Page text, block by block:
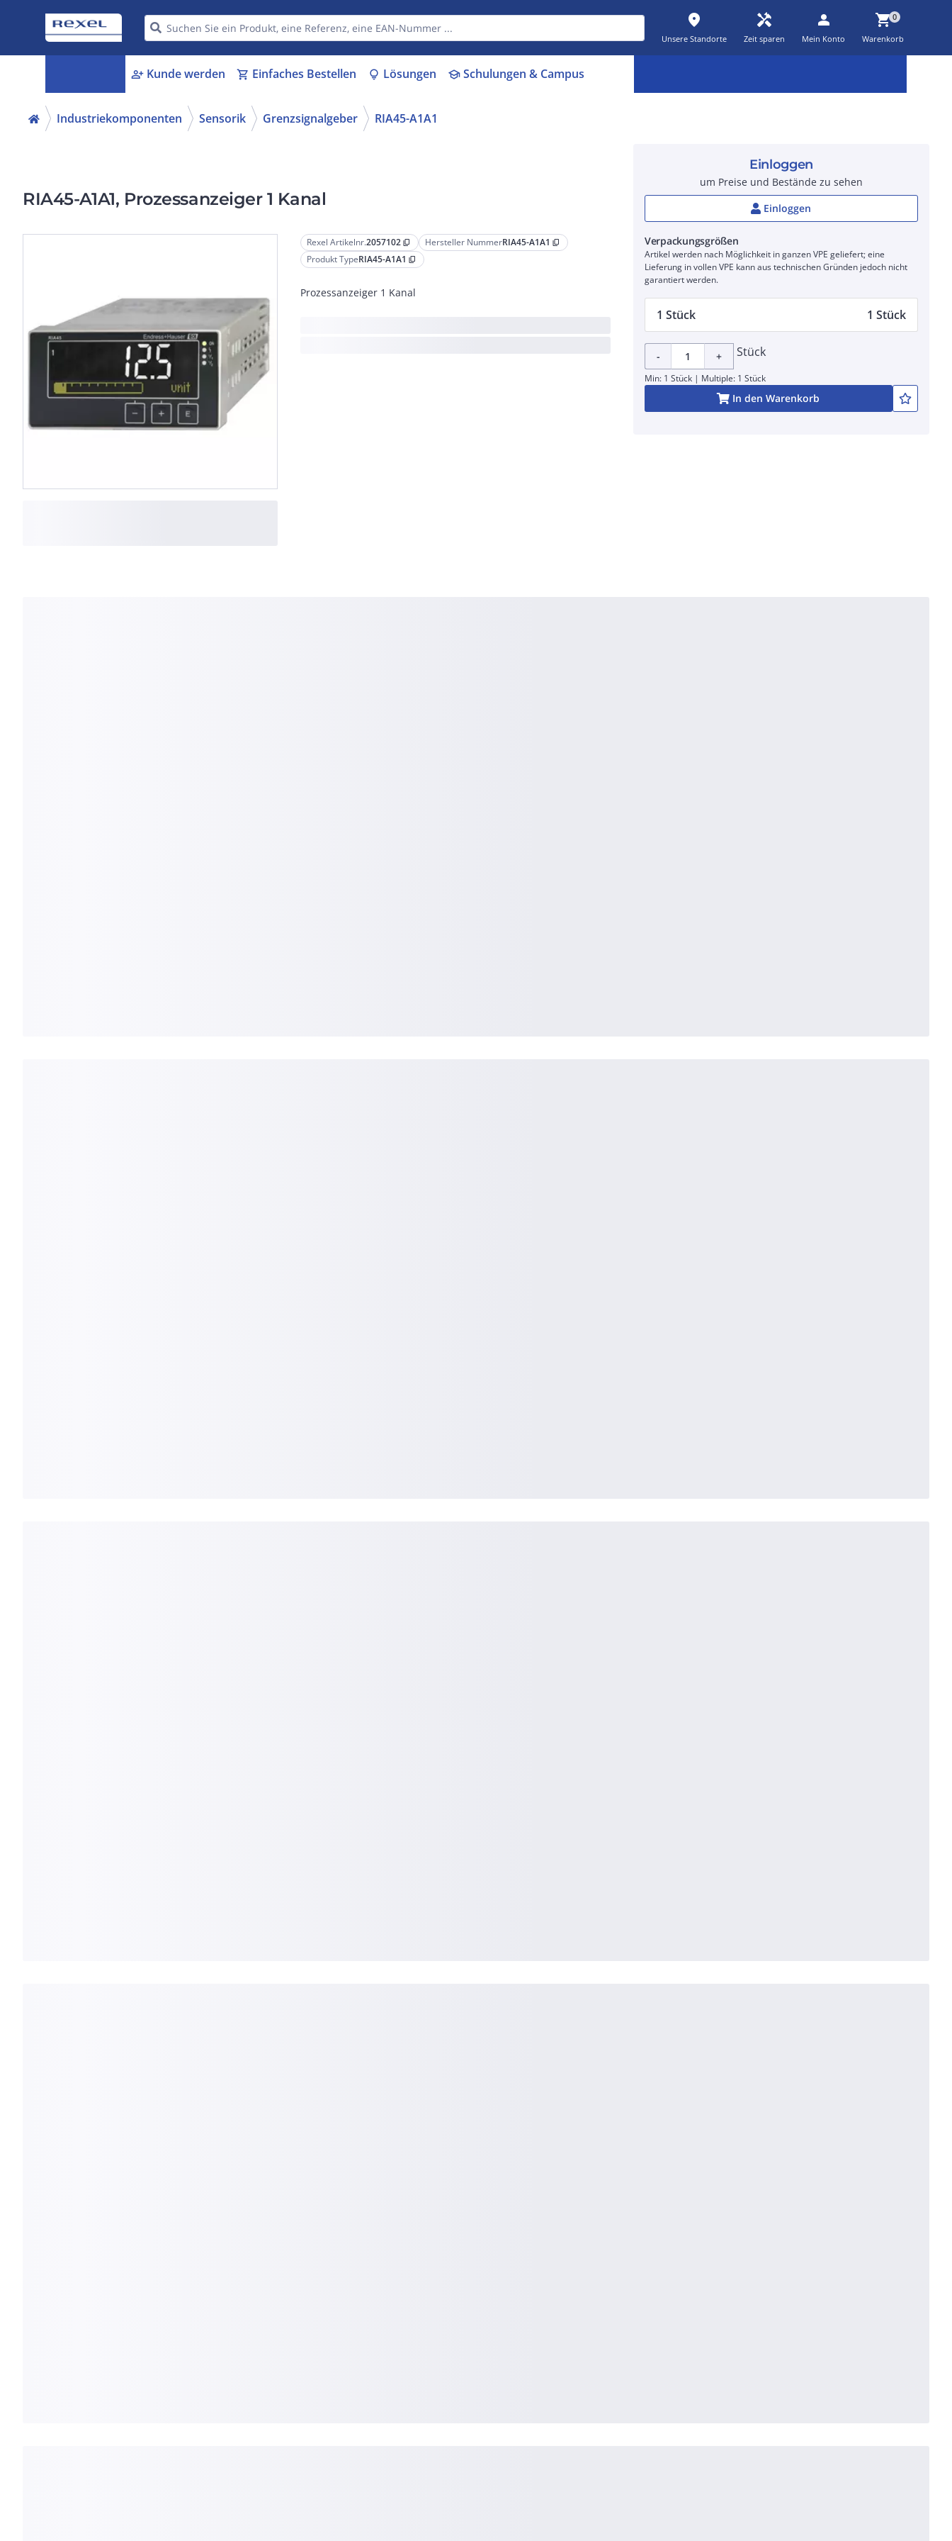
place
Unsere Standorte
handyman
Zeit sparen
person
Mein Konto
shopping_cart0
Warenkorb
person_add Kunde werden shopping_cart Einfaches Bestellen lightbulb Lösungen schoolSchulungen & Campus
Industriekomponenten Sensorik Grenzsignalgeber RIA45-A1A1
RIA45-A1A1, Prozessanzeiger 1 Kanal
Rexel Artikelnr.2057102 content_copy Hersteller NummerRIA45-A1A1 content_copy
Produkt TypeRIA45-A1A1 content_copy
Prozessanzeiger 1 Kanal
Einloggen
um Preise und Bestände zu sehen
Einloggen
Verpackungsgrößen
Artikel werden nach Möglichkeit in ganzen VPE geliefert; eine
Lieferung in vollen VPE kann aus technischen Gründen jedoch nicht
garantiert werden.
1 Stück 1 Stück
- + Stück
Min: 1 Stück | Multiple: 1 Stück
In den Warenkorb